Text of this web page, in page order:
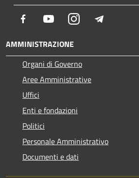
Facebook YoutubeInstagram
AMMINISTRAZIONE
Organi di Governo
Aree Amministrative
Uffici
Enti e fondazioni
Politici
Personale Amministrativo
Documenti e dati